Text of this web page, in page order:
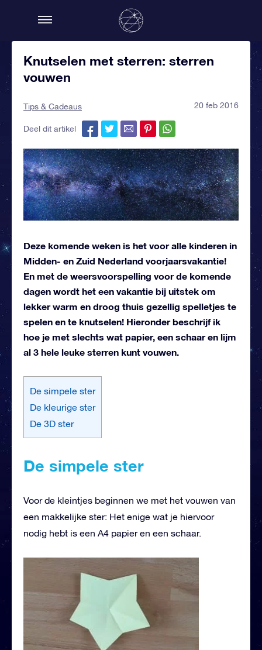
Knutselen met sterren: sterren
vouwen
Tips & Cadeaus 20 feb 2016
Deel dit artikel
Deze komende weken is het voor alle kinderen in
Midden- en Zuid Nederland voorjaarsvakantie!
En met de weersvoorspelling voor de komende
dagen wordt het een vakantie bij uitstek om
lekker warm en droog thuis gezellig spelletjes te
spelen en te knutselen! Hieronder beschrijf ik
hoe je met slechts wat papier, een schaar en lijm
al 3 hele leuke sterren kunt vouwen.
De simpele ster
De kleurige ster
De 3D ster
De simpele ster
Voor de kleintjes beginnen we met het vouwen van
een makkelijke ster: Het enige wat je hiervoor
nodig hebt is een A4 papier en een schaar.